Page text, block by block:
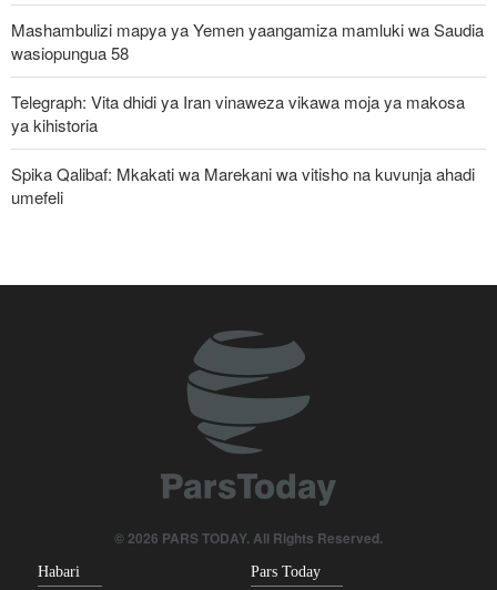
Mashambulizi mapya ya Yemen yaangamiza mamluki wa Saudia
wasiopungua 58
Telegraph: Vita dhidi ya Iran vinaweza vikawa moja ya makosa
ya kihistoria
Spika Qalibaf: Mkakati wa Marekani wa vitisho na kuvunja ahadi
umefeli
mapigo kwa tishio lolote lile
Uturuki, Saudi Arabia na Pakistan zasaini mkataba wa pamoja wa
ulinzi huku nguvu ya Marekani ikipungua
Democratic wa uchaguzi wa US
Russia yashambulia eneo la kutengeneza makombora na ghala
© 2026 PARS TODAY. All Rights Reserved.
Habari Pars Today